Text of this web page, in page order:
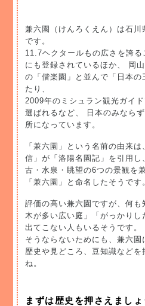
兼六園（けんろくえん）は石川
です。
11.7ヘクタールもの広さを誇
にも登録されているほか、 岡
の「偕楽園」と並んで「日本
たり、
2009年のミシュラン観光ガイ
選ばれるなど、 日本のみなら
所になっています。
「兼六園」という名前の由来
信」が「洛陽名園記」を引用
古・水泉・眺望の6つの景観を
「兼六園」と命名したそうです
評価の高い兼六園ですが、何
木が多い広い庭」「がっかり
出てこない人もいるそうです。
そうならないためにも、兼六
歴史や見どころ、豆知識など
ね。
まずは歴史を押さえましょ